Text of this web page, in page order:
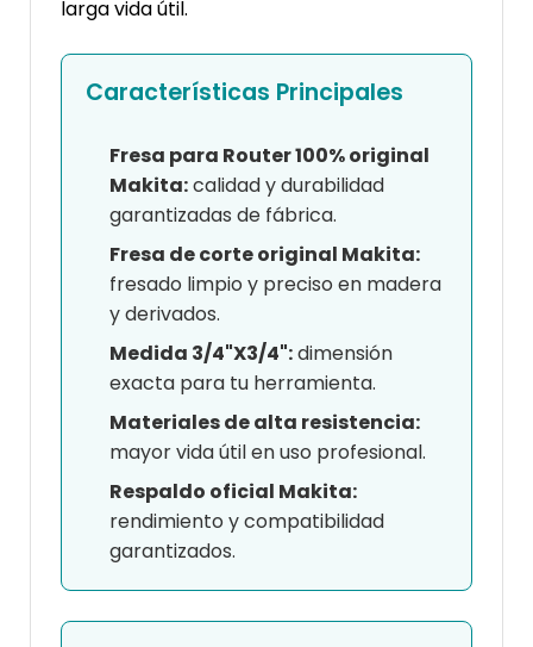
larga vida útil.
Características Principales
Fresa para Router 100% original
Makita:calidad y durabilidad
garantizadas de fábrica.
Fresa de corte original Makita:
fresado limpio y preciso en madera
y derivados.
Medida 3/4"X3/4":dimensión
exacta para tu herramienta.
Materiales de alta resistencia:
mayor vida útil en uso profesional.
Respaldo oficial Makita:
rendimiento y compatibilidad
garantizados.